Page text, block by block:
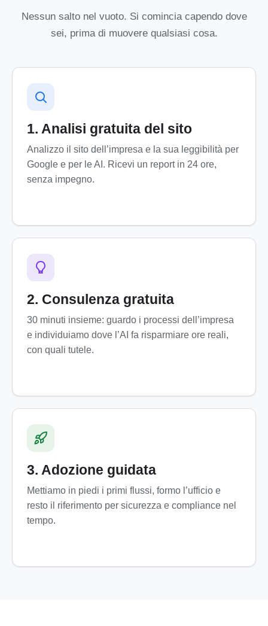
Nessun salto nel vuoto. Si comincia capendo dove
sei, prima di muovere qualsiasi cosa.
1. Analisi gratuita del sito
Analizzo il sito dell’impresa e la sua leggibilità per
Google e per le AI. Ricevi un report in 24 ore,
senza impegno.
2. Consulenza gratuita
30 minuti insieme: guardo i processi dell’impresa
e individuiamo dove l’AI fa risparmiare ore reali,
con quali tutele.
3. Adozione guidata
Mettiamo in piedi i primi flussi, formo l’ufficio e
resto il riferimento per sicurezza e compliance nel
tempo.